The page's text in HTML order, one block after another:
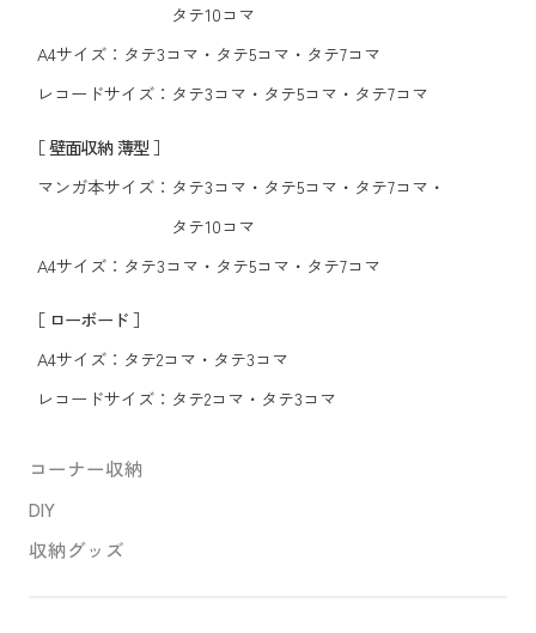
コーナー収納
DIY
収納グッズ
タテ10コマ
A4サイズ： タテ3コマ ・ タテ5コマ ・ タテ7コマ
レコードサイズ： タテ3コマ ・ タテ5コマ ・ タテ7コマ
［ 壁面収納 薄型 ］
マンガ本サイズ： タテ3コマ ・ タテ5コマ ・ タテ7コマ ・
タテ10コマ
A4サイズ： タテ3コマ ・ タテ5コマ ・ タテ7コマ
［ ローボード ］
A4サイズ： タテ2コマ ・ タテ3コマ
レコードサイズ： タテ2コマ ・ タテ3コマ